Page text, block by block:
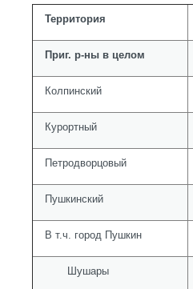
Территория
Приг. р-ны в целом
Колпинский
Курортный
Петродворцовый
Пушкинский
В т.ч. город Пушкин
Шушары